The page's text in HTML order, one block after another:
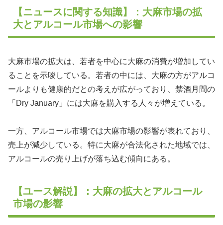
【ニュースに関する知識】：大麻市場の拡
大とアルコール市場への影響
大麻市場の拡大は、若者を中心に大麻の消費が増加してい
ることを示唆している。若者の中には、大麻の方がアルコ
ールよりも健康的だとの考えが広がっており、禁酒月間の
「Dry January」には大麻を購入する人々が増えている。
一方、アルコール市場では大麻市場の影響が表れており、
売上が減少している。特に大麻が合法化された地域では、
アルコールの売り上げが落ち込む傾向にある。
【ユース解説】：大麻の拡大とアルコール
市場の影響